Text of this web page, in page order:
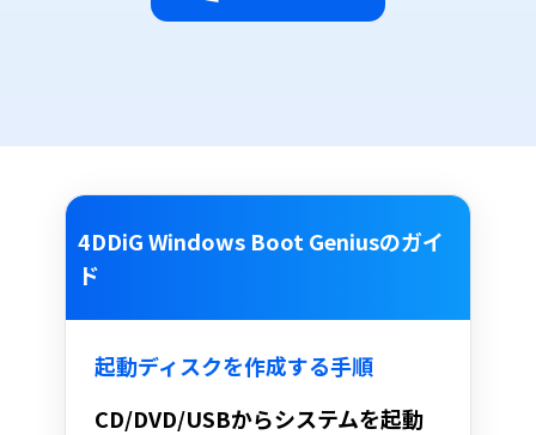
4DDiG Windows Boot Geniusのガイ
ド
起動ディスクを作成する手順
CD/DVD/USBからシステムを起動